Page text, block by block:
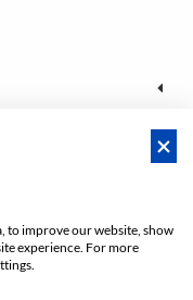
to improve our website, show
experience. For more